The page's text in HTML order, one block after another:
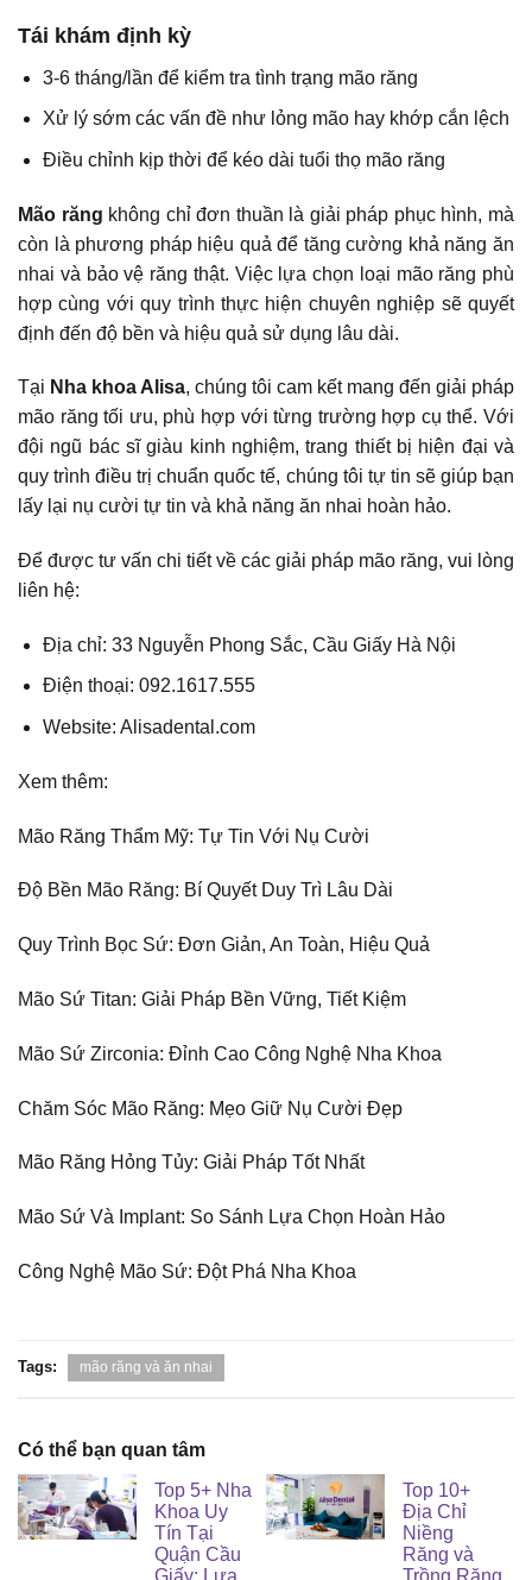
Tái khám định kỳ
3-6 tháng/lần để kiểm tra tình trạng mão răng
Xử lý sớm các vấn đề như lỏng mão hay khớp cắn lệch
Điều chỉnh kịp thời để kéo dài tuổi thọ mão răng
Mão răng không chỉ đơn thuần là giải pháp phục hình, mà
còn là phương pháp hiệu quả để tăng cường khả năng ăn
nhai và bảo vệ răng thật. Việc lựa chọn loại mão răng phù
hợp cùng với quy trình thực hiện chuyên nghiệp sẽ quyết
định đến độ bền và hiệu quả sử dụng lâu dài.
Tại Nha khoa Alisa, chúng tôi cam kết mang đến giải pháp
mão răng tối ưu, phù hợp với từng trường hợp cụ thể. Với
đội ngũ bác sĩ giàu kinh nghiệm, trang thiết bị hiện đại và
quy trình điều trị chuẩn quốc tế, chúng tôi tự tin sẽ giúp bạn
lấy lại nụ cười tự tin và khả năng ăn nhai hoàn hảo.
Để được tư vấn chi tiết về các giải pháp mão răng, vui lòng
liên hệ:
Địa chỉ: 33 Nguyễn Phong Sắc, Cầu Giấy Hà Nội
Điện thoại: 092.1617.555
Website: Alisadental.com
Xem thêm:
Mão Răng Thẩm Mỹ: Tự Tin Với Nụ Cười
Độ Bền Mão Răng: Bí Quyết Duy Trì Lâu Dài
Quy Trình Bọc Sứ: Đơn Giản, An Toàn, Hiệu Quả
Mão Sứ Titan: Giải Pháp Bền Vững, Tiết Kiệm
Mão Sứ Zirconia: Đỉnh Cao Công Nghệ Nha Khoa
Chăm Sóc Mão Răng: Mẹo Giữ Nụ Cười Đẹp
Mão Răng Hỏng Tủy: Giải Pháp Tốt Nhất
Mão Sứ Và Implant: So Sánh Lựa Chọn Hoàn Hảo
Công Nghệ Mão Sứ: Đột Phá Nha Khoa
Tags: mão răng và ăn nhai
Có thể bạn quan tâm
Top 5+ Nha
Khoa Uy
Tín Tại
Quận Cầu
Giấy: Lựa
Top 10+
Địa Chỉ
Niềng
Răng và
Trồng Răng